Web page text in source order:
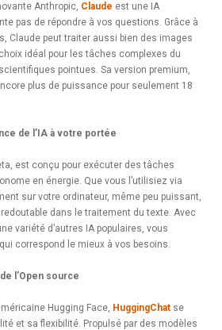
Anthropic, Claude est une IA
pas de répondre à vos questions. Grâce à
Claude peut traiter aussi bien des images
idéal pour les tâches complexes du
pointues. Sa version premium,
plus de puissance pour seulement 18
de l’IA à votre portée
est conçu pour exécuter des tâches
en énergie. Que vous l’utilisiez via
sur votre ordinateur, même peu puissant,
dans le traitement du texte. Avec
variété d’autres IA populaires, vous
correspond le mieux à vos besoins.
l’Open source
Hugging Face, HuggingChat se
et sa flexibilité. Propulsé par des modèles